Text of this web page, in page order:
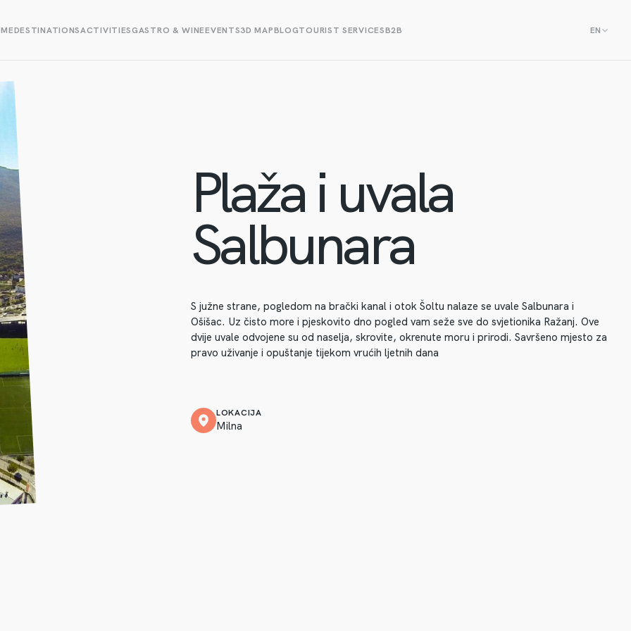
DESTINATIONSACTIVITIESGASTRO & WINEEVENTS3D MAPBLOGTOURIST SERVICESB2B EN
Plaža i uvala
Salbunara
S južne strane, pogledom na brački kanal i otok Šoltu nalaze se uvale Salbunara i
Ošišac. Uz čisto more i pjeskovito dno pogled vam seže sve do svjetionika Ražanj. Ove
dvije uvale odvojene su od naselja, skrovite, okrenute moru i prirodi. Savršeno mjesto za
pravo uživanje i opuštanje tijekom vrućih ljetnih dana
LOKACIJA
Milna